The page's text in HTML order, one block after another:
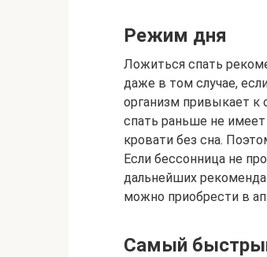
Режим дня
Ложиться спать
даже в том случае,
организм привыкает к
спать раньше не
кровати без сна.
Если бессонница не
дальнейших
можно приобрести в
Самый